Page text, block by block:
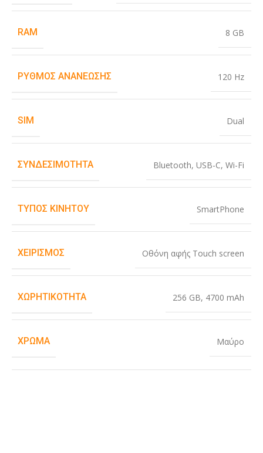
RAM 8 GB
ΡΥΘΜΌΣ ΑΝΑΝΈΩΣΗΣ 120 Hz
SIM Dual
ΣΥΝΔΕΣΙΜΌΤΗΤΑ Bluetooth, USB-C, Wi-Fi
ΤΎΠΟΣ ΚΙΝΗΤΟΎ SmartPhone
ΧΕΙΡΙΣΜΌΣ Οθόνη αφής Touch screen
ΧΩΡΗΤΙΚΌΤΗΤΑ 256 GB, 4700 mAh
ΧΡΏΜΑ Μαύρο